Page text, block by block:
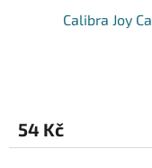
Calibra Joy
54 Kč